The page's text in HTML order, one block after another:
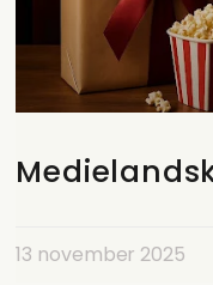
13 november 2025